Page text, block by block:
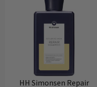
HH Simonsen Repair